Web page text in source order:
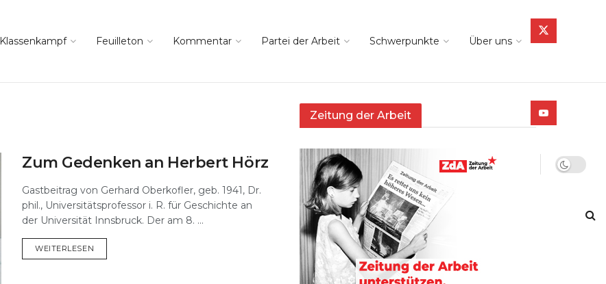
Klassenkampf Feuilleton Kommentar Partei der Arbeit Schwerpunkte Über uns
Zum Gedenken an Herbert Hörz
Gastbeitrag von Gerhard Oberkofler, geb. 1941, Dr.
phil., Universitätsprofessor i. R. für Geschichte an
der Universität Innsbruck. Der am 8. ...
WEITERLESEN
Zeitung der Arbeit